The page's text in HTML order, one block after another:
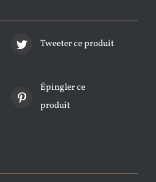
Tweeter ce produit
Épingler ce
produit